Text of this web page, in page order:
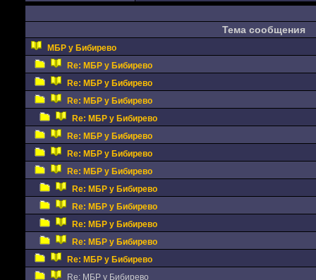
Тема сообщения
МБР у Бибирево
Re: МБР у Бибирево
Re: МБР у Бибирево
Re: МБР у Бибирево
Re: МБР у Бибирево
Re: МБР у Бибирево
Re: МБР у Бибирево
Re: МБР у Бибирево
Re: МБР у Бибирево
Re: МБР у Бибирево
Re: МБР у Бибирево
Re: МБР у Бибирево
Re: МБР у Бибирево
Re: МБР у Бибирево